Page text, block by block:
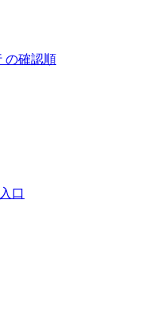
の確認順
口